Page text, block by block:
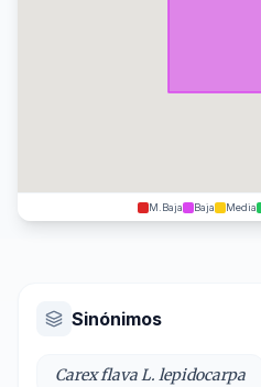
M.Baja Baja Media
Sinónimos
Carex flava L. lepidocarpa